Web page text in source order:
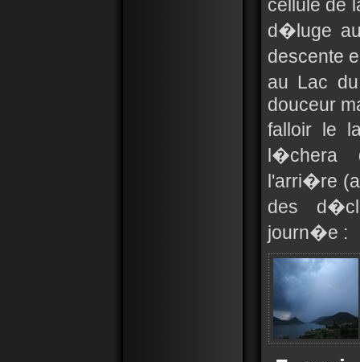
cellule de
d�luge
descente
au Lac
douceur
falloir le
l�chera
l'arri�re
des
journ�e :